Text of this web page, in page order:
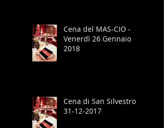
Cena del MAS-CIO -
Venerdì 26 Gennaio
2018
Cena di San Silvestro
31-12-2017